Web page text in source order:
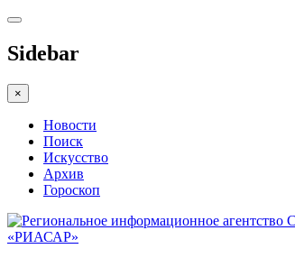
Sidebar
×
Новости
Поиск
Искусство
Архив
Гороскоп
«РИАСАР»